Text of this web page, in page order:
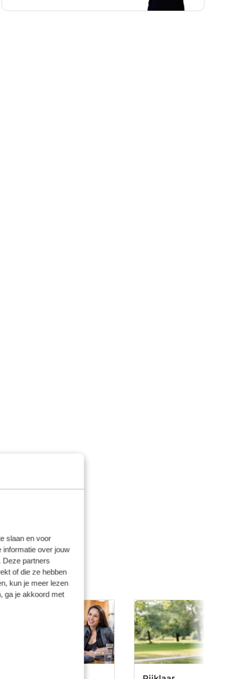
slaan en voor
informatie over jouw
Deze partners
of die ze hebben
kun je meer lezen
ga je akkoord met